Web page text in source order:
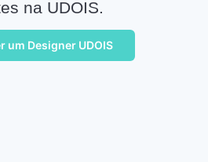
na UDOIS.
um Designer UDOIS